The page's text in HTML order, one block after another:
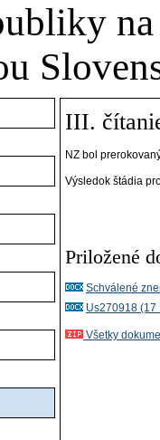
III.
NZ bol
Výsledok štádia
Priložené
Schválené
Us270918 (17
Všetky